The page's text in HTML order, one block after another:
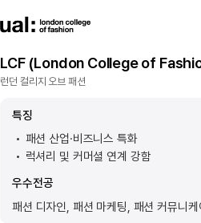
LCF (London College of
런던 컬리지 오브 패션
특징
패션 산업·비즈니스 특화
럭셔리 및 커머셜 연계 강함
우수전공
패션 디자인, 패션 마케팅, 패션 커뮤니케